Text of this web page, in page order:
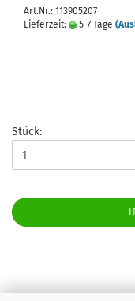
Art.Nr.: 113905207
Lieferzeit:
5-7 Tage
Stück: